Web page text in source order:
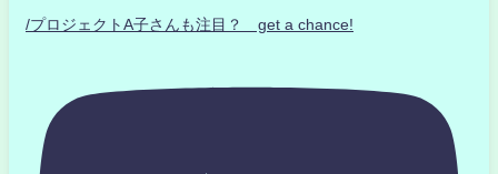
/プロジェクトA子さんも注目？ get a chance!